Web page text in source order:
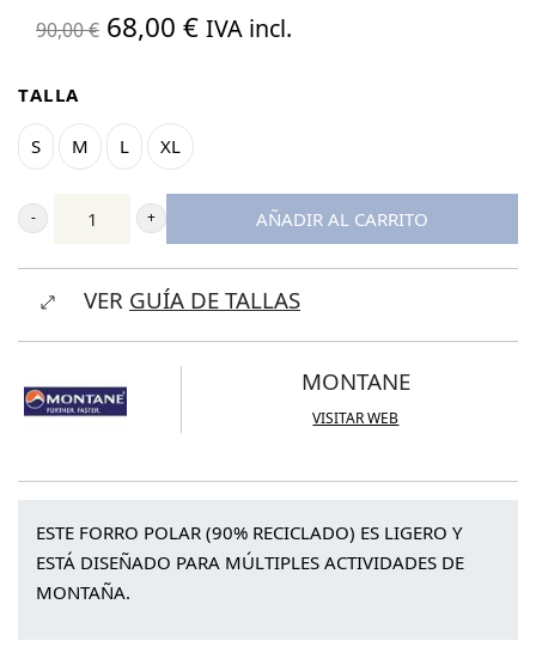
90,00€ El
era:
90,00 €.
68,00 €El
IVA incl.
TALLA
S M L XL
Montane
Men's
Protium
cantidad
AÑADIR AL CARRITO
VER GUÍA DE TALLAS
MONTANE
VISITAR WEB
ESTE FORRO POLAR (90% RECICLADO) ES LIGERO Y
ESTÁ DISEÑADO PARA MÚLTIPLES ACTIVIDADES DE
MONTAÑA.